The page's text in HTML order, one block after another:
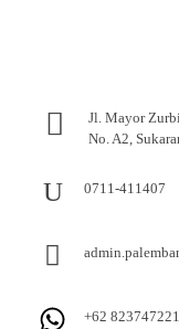
Jl. Mayor
No. A2,
0711-411407
+62